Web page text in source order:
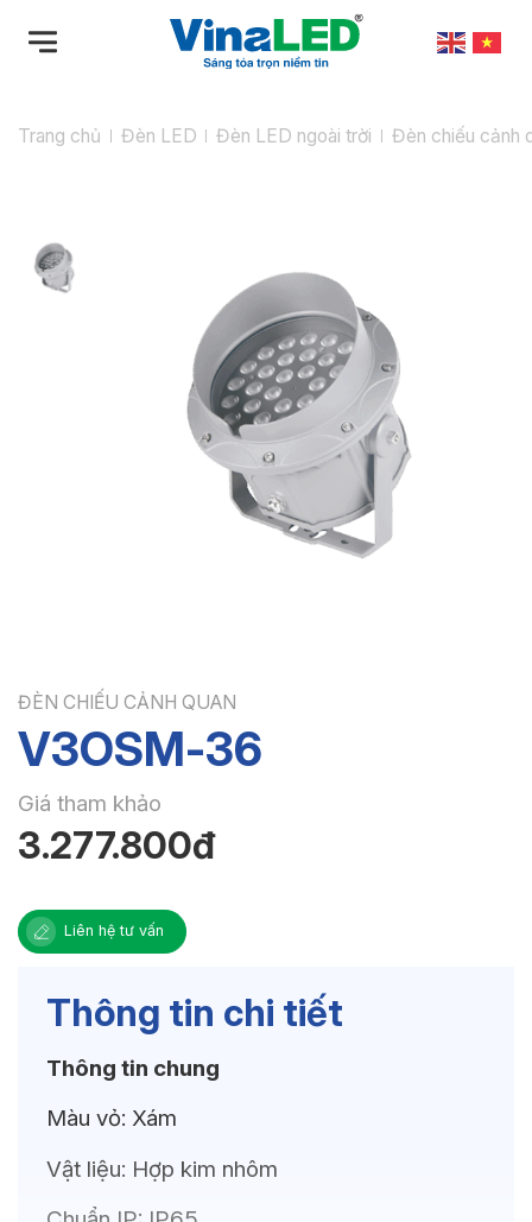
qua
dungTrang chủ Đèn LED Đèn LED ngoài trời Đèn chiếu cảnh
ĐÈN CHIẾU CẢNH QUAN
V3OSM-36
Giá tham khảo
3.277.800đ
Liên hệ tư vấn
Thông tin chi tiết
Thông tin chung
Màu vỏ: Xám
Vật liệu: Hợp kim nhôm